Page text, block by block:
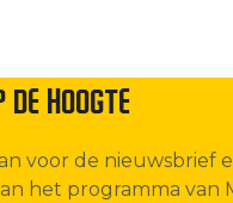
DE HOOGTE
voor de nieuwsbrief
het programma van